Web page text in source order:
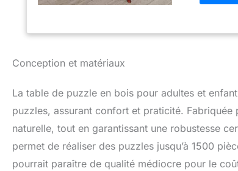
Conception et matériaux
La table de puzzle en bois pour adultes et
puzzles, assurant confort et praticité.
naturelle, tout en garantissant une robustesse
permet de réaliser des puzzles jusqu’à 1500
pourrait paraître de qualité médiocre pour le